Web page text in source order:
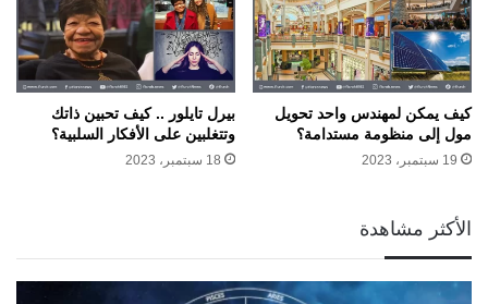
كيف يمكن لمهندس واحد تحويل
مول إلى منظومة مستدامة؟
19 سبتمبر، 2023
بيرل تايلور .. كيف تحبين ذاتك
وتتغلبين على الأفكار السلبية؟
18 سبتمبر، 2023
الأكثر مشاهدة